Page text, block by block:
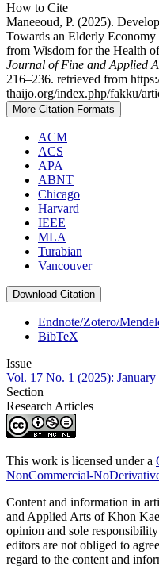
How to Cite
Maneeoud, P. (2025).
Towards an Elderly
from Wisdom for the Health
Journal of Fine and Applied
216–236. retrieved from
thaijo.org/index.php/fakku/
More Citation Formats
ACM
ACS
APA
ABNT
Chicago
Harvard
IEEE
MLA
Turabian
Vancouver
Download Citation
Endnote/Zotero/
BibTeX
Issue
Vol. 17 No. 1 (2025): January
Section
Research Articles
This work is licensed under a
NonCommercial-
Content and information in
and Applied Arts of Khon
opinion and sole
editors are not obliged to
regard to the content and